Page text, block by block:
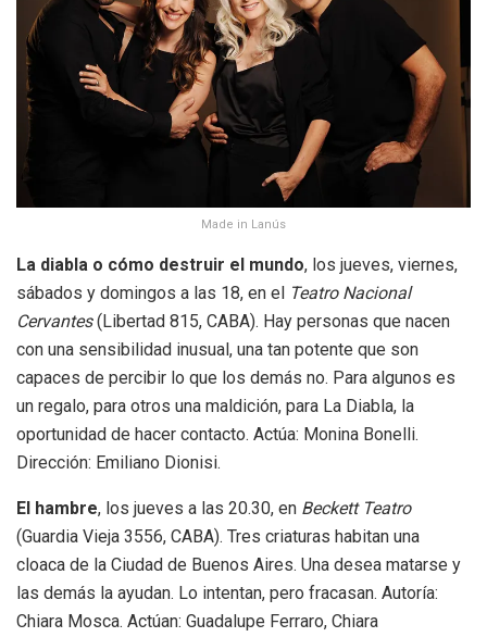
Made in Lanús
La diabla o cómo destruir el mundo, los jueves, viernes,
sábados y domingos a las 18, en el Teatro Nacional
Cervantes(Libertad 815, CABA). Hay personas que nacen
con una sensibilidad inusual, una tan potente que son
capaces de percibir lo que los demás no. Para algunos es
un regalo, para otros una maldición, para La Diabla, la
oportunidad de hacer contacto. Actúa: Monina Bonelli.
Dirección: Emiliano Dionisi.
El hambre, los jueves a las 20.30, en Beckett Teatro
(Guardia Vieja 3556, CABA). Tres criaturas habitan una
cloaca de la Ciudad de Buenos Aires. Una desea matarse y
las demás la ayudan. Lo intentan, pero fracasan. Autoría:
Chiara Mosca. Actúan: Guadalupe Ferraro, Chiara